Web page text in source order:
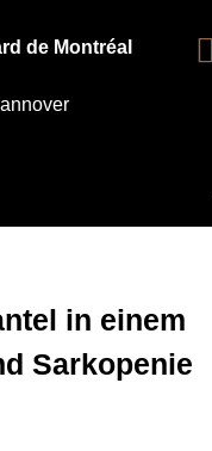
de Montréal